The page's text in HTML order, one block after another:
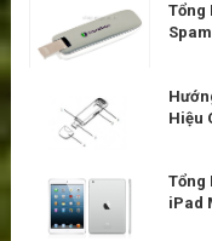
Tổng
Hiệu
Tổng
iPad